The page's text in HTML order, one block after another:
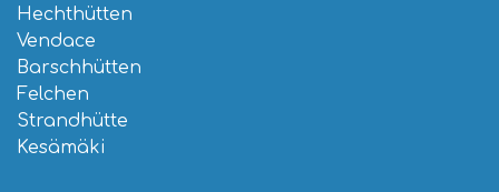
Hechthütten
Vendace
Barschhütten
Felchen
Strandhütte
Kesämäki